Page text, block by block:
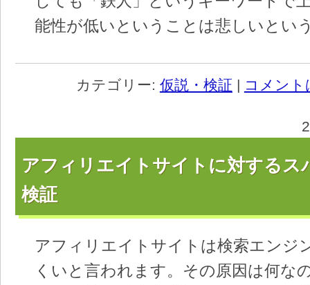
能性が低いということは悲しいとい
カテゴリー: 仮説・検証 | コメン
アフィリエイトサイトに対するス
検証
アフィリエイトサイトは検索エンジ
くいと言われます。その原因は何な